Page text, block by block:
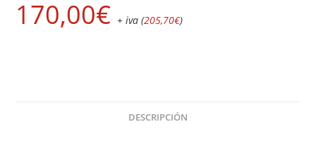
(Mantenimiento
completo)
170,00€ + iva (205,70€)
DESCRIPCIÓN